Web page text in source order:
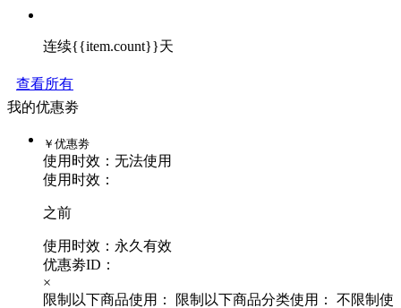
连续{{item.count}}天
查看所有
我的优惠劵
￥ 优惠劵
使用时效： 无法使用
使用时效：
之前
使用时效：永久有效
优惠劵ID：
×
限制以下商品使用：
限制以下商品分类使用：
不限制使